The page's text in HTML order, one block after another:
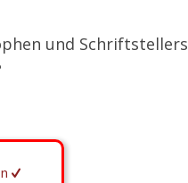
und Schriftstellers